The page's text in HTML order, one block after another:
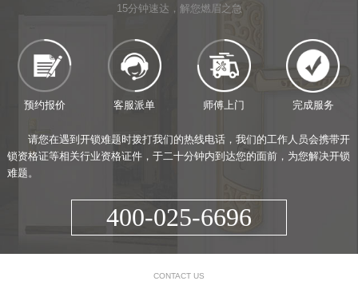
15分钟速达，解您燃眉之急
预约报价 客服派单 师傅上门 完成服务
请您在遇到开锁难题时拨打我们的热线电话，我们的工作人员会携带开
锁资格证等相关行业资格证件，于二十分钟内到达您的面前，为您解决开锁
难题。
400-025-6696
CONTACT US